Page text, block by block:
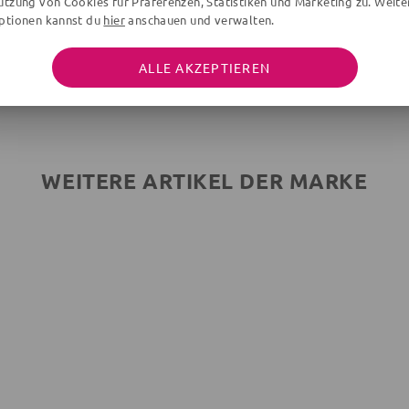
Achtung! Unter Aufsicht von Erwachsenen zu
verwenden.
WEITERE ARTIKEL DER MARKE
kannst du hieranschauen und verwalten.
ALLE AKZEPTIEREN